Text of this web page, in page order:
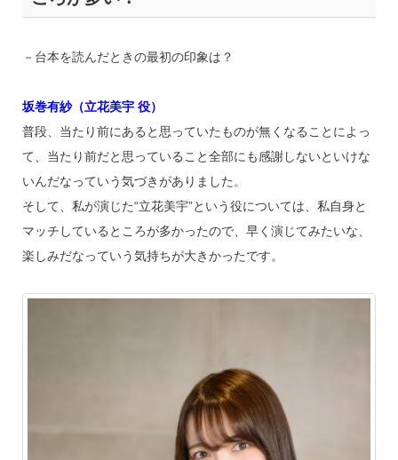
－台本を読んだときの最初の印象は？
坂巻有紗（立花美宇 役）
普段、当たり前にあると思っていたものが無くなることによっ
て、当たり前だと思っていること全部にも感謝しないといけな
いんだなっていう気づきがありました。
そして、私が演じた“立花美宇”という役については、私自身と
マッチしているところが多かったので、早く演じてみたいな、
楽しみだなっていう気持ちが大きかったです。